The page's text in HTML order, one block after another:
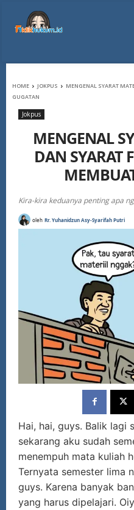
HOME JOKPUS
MENGENAL SYARAT
GUGATAN
Jokpus
MENGENAL
DAN SYARAT
Kira-kira keduanya penting apa
oleh Rr. Yuhanidzun Asy-Syarifah Putri
Hai, hai, guys. Balik lagi
sekarang aku sudah
menempuh mata kuliah
Ternyata semester lima
guys. Karena banyak
yang harus dipelajari.